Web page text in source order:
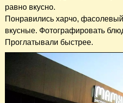
равно вкусно.
Понравились харчо, фасолевый
вкусные. Фотографировать
Проглатывали быстрее.